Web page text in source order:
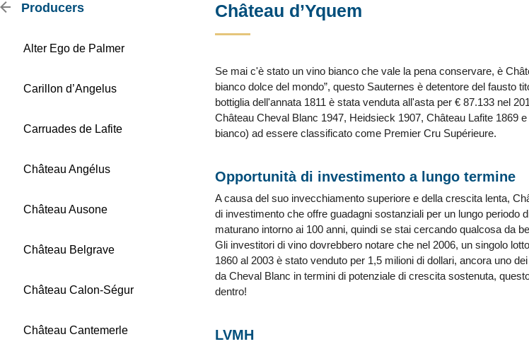
Producers
Alter Ego de Palmer
Carillon d’Angelus
Carruades de Lafite
Château Angélus
Château Ausone
Château Belgrave
Château Calon-Ségur
Château Cantemerle
Château d’Yquem
Se mai c'è stato un vino bianco che vale la pena conservare, è
bianco dolce del mondo”, questo Sauternes è detentore del fausto
bottiglia dell'annata 1811 è stata venduta all'asta per € 87.133 nel
Château Cheval Blanc 1947, Heidsieck 1907, Château Lafite 1869
bianco) ad essere classificato come Premier Cru Supérieure.
Opportunità di investimento a lungo termine
A causa del suo invecchiamento superiore e della crescita lenta,
di investimento che offre guadagni sostanziali per un lungo periodo
maturano intorno ai 100 anni, quindi se stai cercando qualcosa da
Gli investitori di vino dovrebbero notare che nel 2006, un singolo
1860 al 2003 è stato venduto per 1,5 milioni di dollari, ancora uno
da Cheval Blanc in termini di potenziale di crescita sostenuta,
dentro!
LVMH